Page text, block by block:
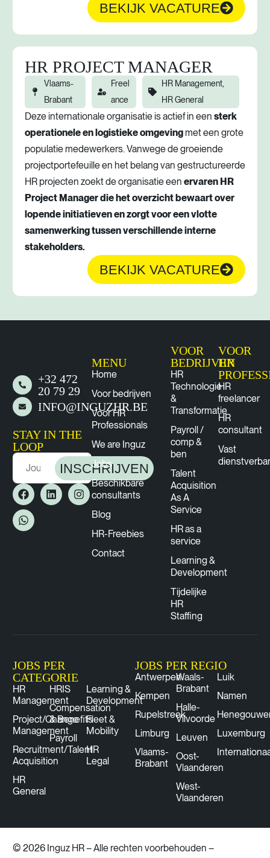
BEKIJK VACATURE
HR PROJECT MANAGER
Vlaams-
Brabant
Freel
ance
HR Management,
HR General
Deze internationale organisatie is actief in een sterk
operationele en logistieke omgevingmet een grote
populatie medewerkers. Vanwege de groeiende
projectportefeuille en het belang van gestructureerde
HR projecten zoekt de organisatie een ervaren HR
Project Manager die het overzicht bewaart over
lopende initiatieven en zorgt voor een vlotte
samenwerking tussen verschillende interne
stakeholders.
BEKIJK VACATURE
+32 472
20 79 29
INFO@INGUZHR.BE
STAY IN THE
LOOP
INSCHRIJVEN
MENU
Home
Voor bedrijven
Voor HR
Professionals
We are Inguz
Jobs
Beschikbare
consultants
Blog
HR-Freebies
Contact
VOOR
BEDRIJVEN
HR
Technologie
&
Transformatie
Payroll /
comp &
ben
Talent
Acquisition
As A
Service
HR as a
service
Learning &
Development
Tijdelijke
HR
Staffing
VOOR
HR
HR
freelancer
HR
consultant
Vast
JOBS PER
CATEGORIE
HR
Management
Project/Change
Management
Recruitment/Talent
Acquisition
HR
General
HRIS
Compensation
& Benefits
Payroll
Learning &
Development
Fleet &
Mobility
HR
Legal
JOBS PER REGIO
Antwerpen
Kempen
Rupelstreek
Limburg
Vlaams-
Brabant
Waals-
Brabant
Halle-
Vilvoorde
Leuven
Oost-
Vlaanderen
West-
Vlaanderen
Luik
Namen
Luxemburg
© 2026 Inguz HR – Alle rechten voorbehouden –